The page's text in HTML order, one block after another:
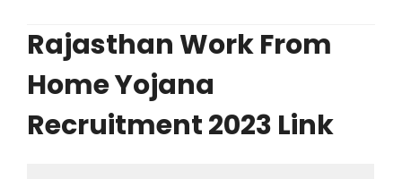
Rajasthan Work From
Home Yojana
Recruitment 2023 Link